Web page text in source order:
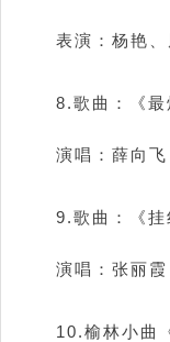
表演：杨艳
8.歌曲：《最
演唱：薛向飞
9.歌曲：《挂
演唱：张丽霞
10.榆林小曲